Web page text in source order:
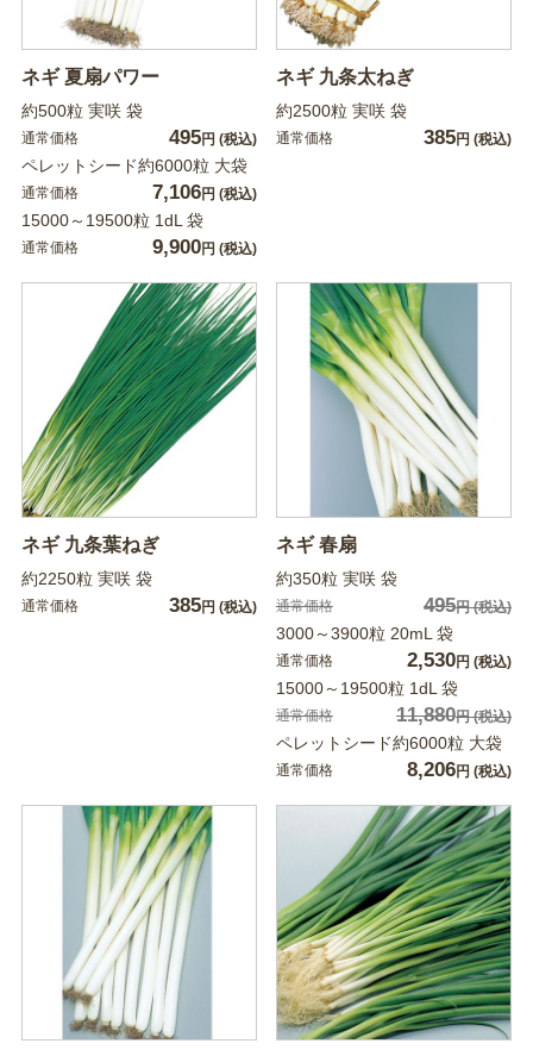
ネギ 夏扇パワー
約500粒 実咲 袋
通常価格 495円 (税込)
ペレットシード約6000粒 大袋
通常価格 7,106円 (税込)
15000～19500粒 1dL 袋
通常価格 9,900円 (税込)
ネギ 九条太ねぎ
約2500粒 実咲 袋
通常価格 385円 (税込)
ネギ 九条葉ねぎ
約2250粒 実咲 袋
通常価格 385円 (税込)
ネギ 春扇
約350粒 実咲 袋
通常価格 495円(税込)
3000～3900粒 20mL 袋
通常価格 2,530円 (税込)
15000～19500粒 1dL 袋
通常価格 11,880円(税込)
ペレットシード約6000粒 大袋
通常価格 8,206円 (税込)